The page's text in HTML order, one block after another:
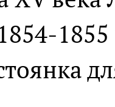
1855